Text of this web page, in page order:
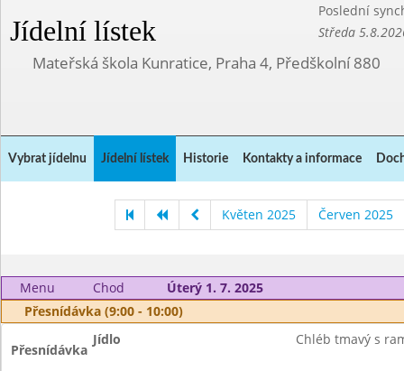
Jídelní lístek
Poslední
Středa
Mateřská škola Kunratice, Praha 4, Předškolní 880
Vybrat jídelnu Jídelní lístek Historie Kontakty a informace
Květen 2025 Červen 2025
Menu Chod
Úterý 1. 7. 2025
Přesnídávka (9:00 - 10:00)
Přesnídávka
Jídlo Chléb tmavý s